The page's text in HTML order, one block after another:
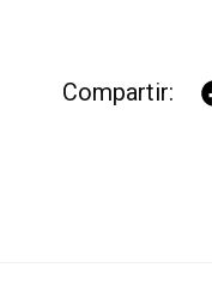
Compartir: